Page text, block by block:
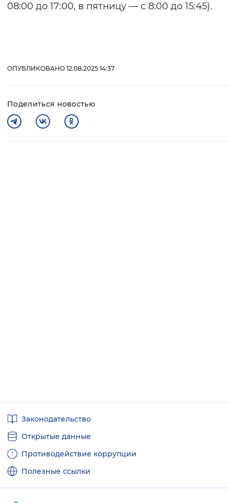
08:00 до 17:00, в пятницу — с 8:00 до 15:45).
ОПУБЛИКОВАНО 12.08.2025 14:37
Поделиться новостью
ссылкиЗаконодательство
Открытые данные
Противодействие коррупции
Полезные ссылки